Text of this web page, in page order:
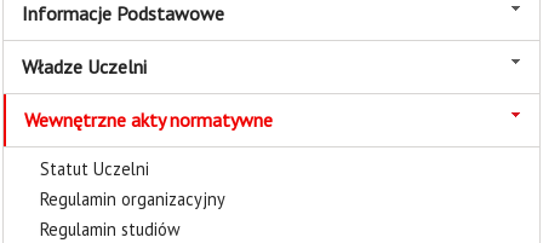
Informacje Podstawowe
Władze Uczelni
Wewnętrzne akty normatywne
Statut Uczelni
Regulamin organizacyjny
Regulamin studiów